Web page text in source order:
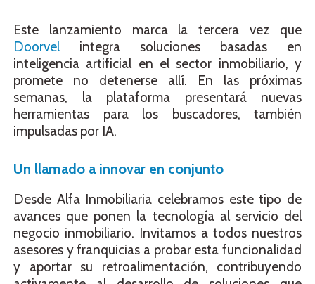
Este lanzamiento marca la tercera vez que
Doorvel integra soluciones basadas en
inteligencia artificial en el sector inmobiliario, y
promete no detenerse allí. En las próximas
semanas, la plataforma presentará nuevas
herramientas para los buscadores, también
impulsadas por IA.
Un llamado a innovar en conjunto
Desde Alfa Inmobiliaria celebramos este tipo de
avances que ponen la tecnología al servicio del
negocio inmobiliario. Invitamos a todos nuestros
asesores y franquicias a probar esta funcionalidad
y aportar su retroalimentación, contribuyendo